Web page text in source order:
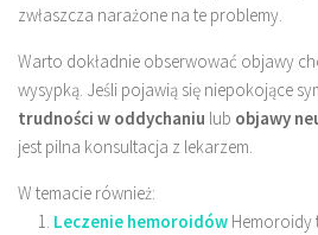
zwłaszcza narażone na te problemy.
Warto dokładnie obserwować objawy
wysypką. Jeśli pojawią się niepokojące
trudności w oddychaniu lub objawy
jest pilna konsultacja z lekarzem.
W temacie również:
Leczenie hemoroidów